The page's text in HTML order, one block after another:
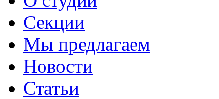
Секции
Мы предлагаем
Новости
Статьи